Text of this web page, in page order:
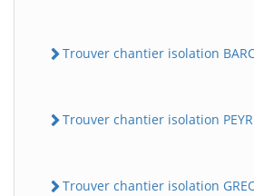
Trouver chantier isolation
Trouver chantier isolation
Trouver chantier isolation